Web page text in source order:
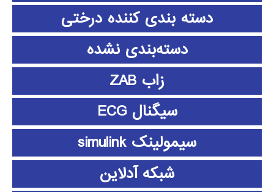
دسته بندی کننده درختی
دسته‌بندی نشده
زاب ZAB
سیگنال ECG
سیمولینک simulink
شبکه آدلاین